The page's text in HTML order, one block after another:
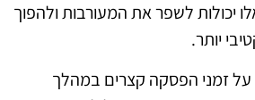
יכולות לשפר את המעורבות ולהפוך
יותר.
זמני הפסקה קצרים במהלך